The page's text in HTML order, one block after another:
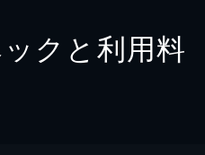
クと利用料